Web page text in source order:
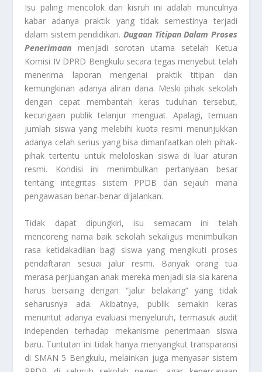
Isu paling mencolok dari kisruh ini adalah munculnya
kabar adanya praktik yang tidak semestinya terjadi
dalam sistem pendidikan. Dugaan Titipan Dalam Proses
Penerimaan menjadi sorotan utama setelah Ketua
Komisi IV DPRD Bengkulu secara tegas menyebut telah
menerima laporan mengenai praktik titipan dan
kemungkinan adanya aliran dana. Meski pihak sekolah
dengan cepat membantah keras tuduhan tersebut,
kecurigaan publik telanjur menguat. Apalagi, temuan
jumlah siswa yang melebihi kuota resmi menunjukkan
adanya celah serius yang bisa dimanfaatkan oleh pihak-
pihak tertentu untuk meloloskan siswa di luar aturan
resmi. Kondisi ini menimbulkan pertanyaan besar
tentang integritas sistem PPDB dan sejauh mana
pengawasan benar-benar dijalankan.
Tidak dapat dipungkiri, isu semacam ini telah
mencoreng nama baik sekolah sekaligus menimbulkan
rasa ketidakadilan bagi siswa yang mengikuti proses
pendaftaran sesuai jalur resmi. Banyak orang tua
merasa perjuangan anak mereka menjadi sia-sia karena
harus bersaing dengan “jalur belakang” yang tidak
seharusnya ada. Akibatnya, publik semakin keras
menuntut adanya evaluasi menyeluruh, termasuk audit
independen terhadap mekanisme penerimaan siswa
baru. Tuntutan ini tidak hanya menyangkut transparansi
di SMAN 5 Bengkulu, melainkan juga menyasar sistem